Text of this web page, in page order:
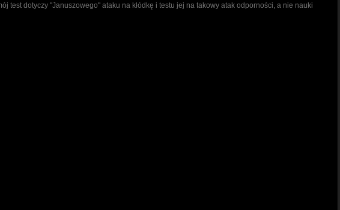
dotyczy "Januszowego" ataku na kłódkę i testu jej na takowy atak odporności, a nie nauki